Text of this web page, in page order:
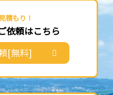
積もり！
依頼はこちら
[無料]